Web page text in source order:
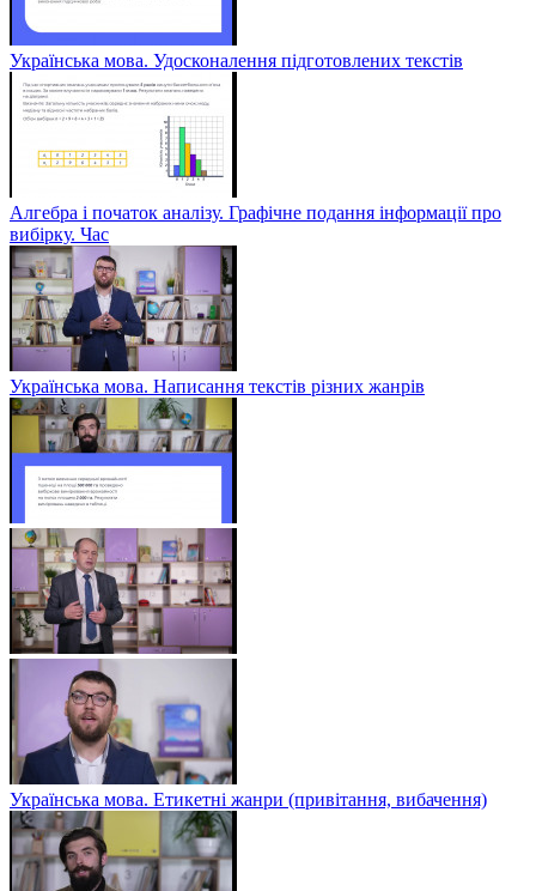
Українська мова. Удосконалення підготовлених текстів
Алгебра і початок аналізу. Графічне подання інформації про
вибірку. Час
Українська мова. Написання текстів різних жанрів
Українська мова. Етикетні жанри (привітання, вибачення)